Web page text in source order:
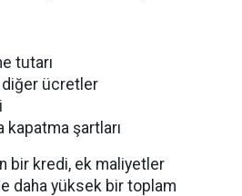
tutarı
diğer ücretler
kapatma şartları
bir kredi, ek maliyetler
daha yüksek bir toplam